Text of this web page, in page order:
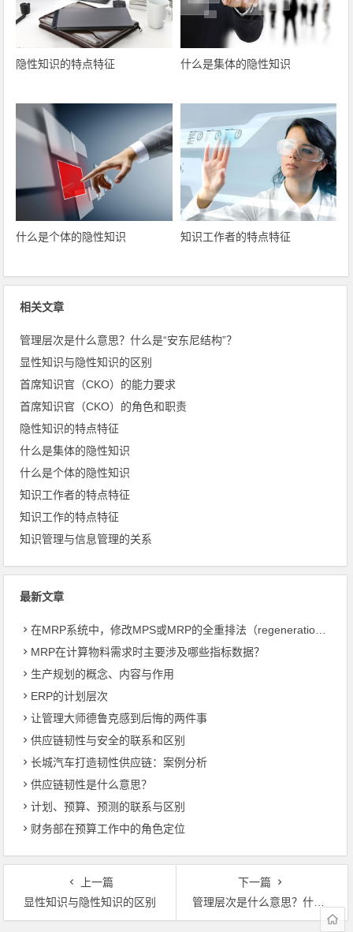
隐性知识的特点特征 什么是集体的隐性知识
什么是个体的隐性知识 知识工作者的特点特征
相关文章
管理层次是什么意思？什么是“安东尼结构”？
显性知识与隐性知识的区别
首席知识官（CKO）的能力要求
首席知识官（CKO）的角色和职责
隐性知识的特点特征
什么是集体的隐性知识
什么是个体的隐性知识
知识工作者的特点特征
知识工作的特点特征
知识管理与信息管理的关系
最新文章
在MRP系统中，修改MPS或MRP的全重排法（regeneration）和净改变法？
MRP在计算物料需求时主要涉及哪些指标数据？
生产规划的概念、内容与作用
ERP的计划层次
让管理大师德鲁克感到后悔的两件事
供应链韧性与安全的联系和区别
长城汽车打造韧性供应链：案例分析
供应链韧性是什么意思？
计划、预算、预测的联系与区别
财务部在预算工作中的角色定位
上一篇
显性知识与隐性知识的区别
下一篇
管理层次是什么意思？什么是“安东尼结构”？